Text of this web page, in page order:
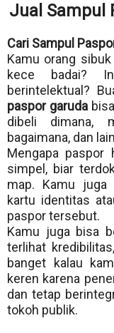
Jual Sampul
Cari Sampul
Kamu orang
kece badai?
berintelektual?
paspor garuda
dibeli dimana,
bagaimana, dan
Mengapa paspor
simpel, biar
map. Kamu juga
kartu identitas
paspor tersebut.
Kamu juga bisa
terlihat
banget kalau
keren karena
dan tetap
tokoh publik.